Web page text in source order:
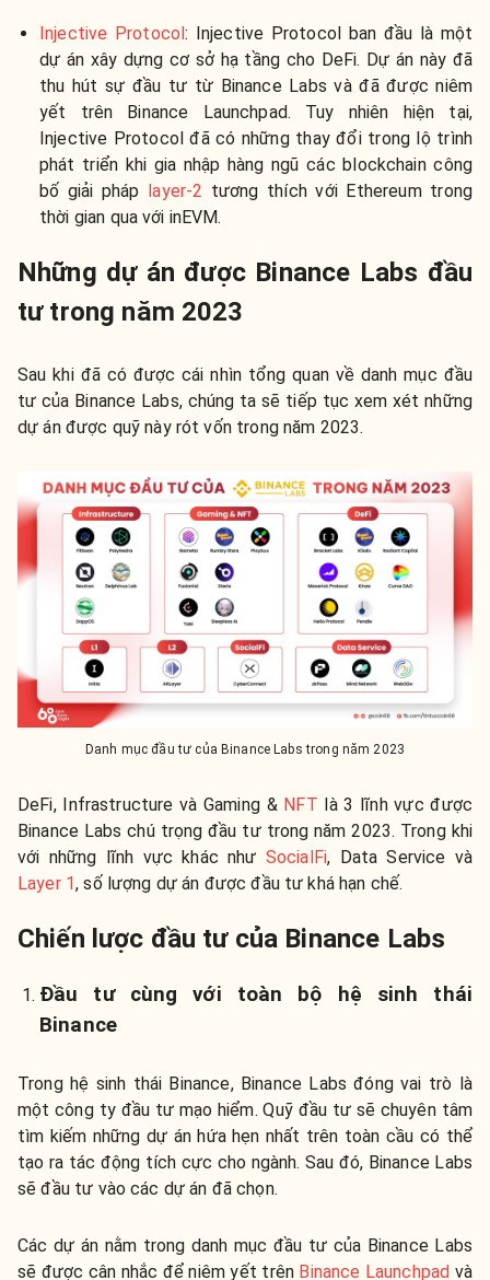
Injective Protocol: Injective Protocol ban đầu là một
dự án xây dựng cơ sở hạ tầng cho DeFi. Dự án này đã
thu hút sự đầu tư từ Binance Labs và đã được niêm
yết trên Binance Launchpad. Tuy nhiên hiện tại,
Injective Protocol đã có những thay đổi trong lộ trình
phát triển khi gia nhập hàng ngũ các blockchain công
bố giải pháp layer-2 tương thích với Ethereum trong
thời gian qua với inEVM.
Những dự án được Binance Labs đầu
tư trong năm 2023
Sau khi đã có được cái nhìn tổng quan về danh mục đầu
tư của Binance Labs, chúng ta sẽ tiếp tục xem xét những
dự án được quỹ này rót vốn trong năm 2023.
Danh mục đầu tư của Binance Labs trong năm 2023
DeFi, Infrastructure và Gaming & NFT là 3 lĩnh vực được
Binance Labs chú trọng đầu tư trong năm 2023. Trong khi
với những lĩnh vực khác như SocialFi, Data Service và
Layer 1, số lượng dự án được đầu tư khá hạn chế.
Chiến lược đầu tư của Binance Labs
Đầu tư cùng với toàn bộ hệ sinh thái
Binance
Trong hệ sinh thái Binance, Binance Labs đóng vai trò là
một công ty đầu tư mạo hiểm. Quỹ đầu tư sẽ chuyên tâm
tìm kiếm những dự án hứa hẹn nhất trên toàn cầu có thể
tạo ra tác động tích cực cho ngành. Sau đó, Binance Labs
sẽ đầu tư vào các dự án đã chọn.
Các dự án nằm trong danh mục đầu tư của Binance Labs
sẽ được cân nhắc để niêm yết trên Binance Launchpad và